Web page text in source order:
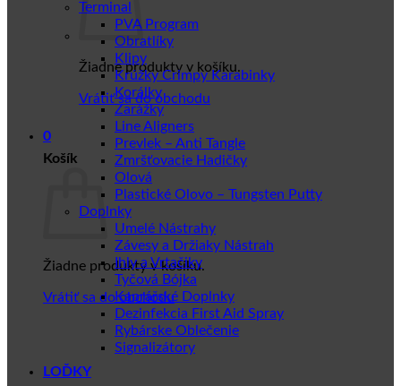
Žiadne produkty v košíku.
Vrátiť sa do obchodu
0
Košík
Žiadne produkty v košíku.
Vrátiť sa do obchodu
Terminal
PVA Program
Obratlíky
Klipy
Krúžky Crimpy Karabinky
Korálky
Zarážky
Line Aligners
Prevlek – Anti Tangle
Zmršťovacie Hadičky
Olová
Plastické Olovo – Tungsten Putty
Doplnky
Umelé Nástrahy
Závesy a Držiaky Nástrah
Ihly a Vrtačiky
Tyčová Bójka
Kaprářské Doplnky
Dezinfekcia First Aid Spray
Rybárske Oblečenie
Signalizátory
LOĎKY